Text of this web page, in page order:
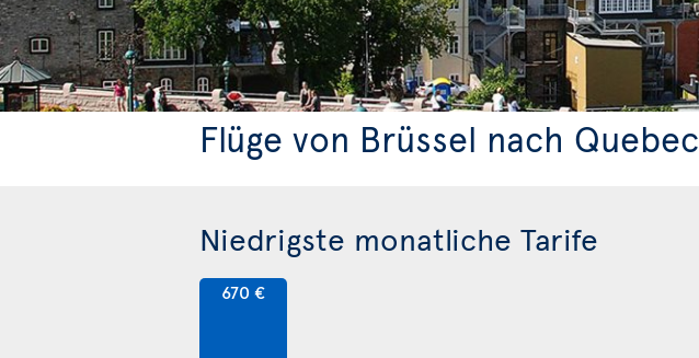
Flüge von Brüssel nach Quebec
Niedrigste monatliche Tarife
670 €